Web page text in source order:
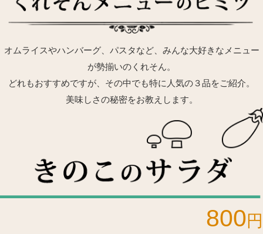
オムライスやハンバーグ、パスタなど、みんな大好きなメニュー
が勢揃いのくれそん。
どれもおすすめですが、その中でも特に人気の３品をご紹介。
美味しさの秘密をお教えします。
800円